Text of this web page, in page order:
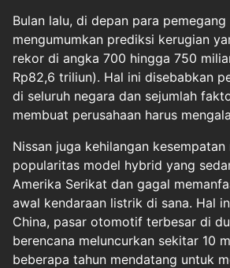
Bulan lalu, di depan para pemegang
mengumumkan prediksi kerugian
rekor di angka 700 hingga 750
Rp82,6 triliun). Hal ini disebabkan
di seluruh negara dan sejumlah
membuat perusahaan harus
Nissan juga kehilangan
popularitas model hybrid yang
Amerika Serikat dan gagal
awal kendaraan listrik di sana. Hal
China, pasar otomotif terbesar di
berencana meluncurkan sekitar 10
beberapa tahun mendatang untuk